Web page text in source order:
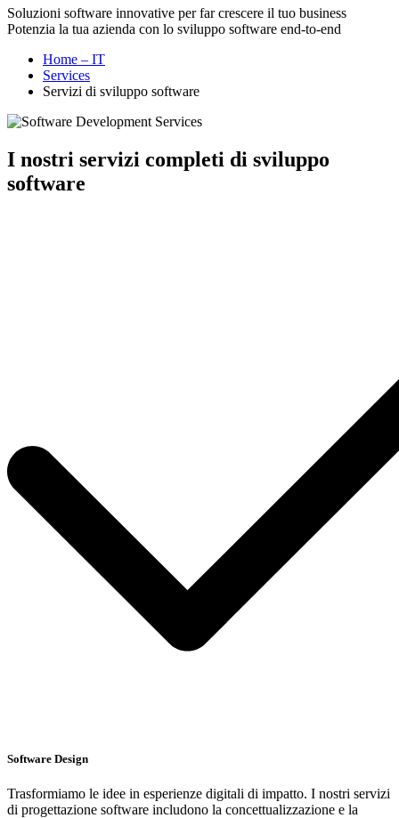
Soluzioni software innovative per far crescere il tuo business
Potenzia la tua azienda con lo sviluppo software end-to-end
Home – IT
Services
Servizi di sviluppo software
I nostri servizi completi di sviluppo
software
Software Design
Trasformiamo le idee in esperienze digitali di impatto. I nostri servizi
di progettazione software includono la concettualizzazione e la